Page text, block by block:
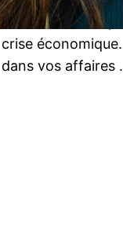
communication
crise
dans vos affaires